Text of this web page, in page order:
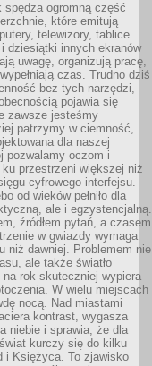
spędza ogromną część
które emitują
telewizory, tablice
dziesiątki innych ekranów
uwagę, organizują pracę,
czas. Trudno dziś
bez tych narzędzi,
pojawia się
zawsze jesteśmy
patrzymy w ciemność,
dla naszej
pozwalamy oczom i
przestrzeni większej niż
cyfrowego interfejsu.
od wieków pełniło dla
ale i egzystencjalną.
źródłem pytań, a czasem
w gwiazdy wymaga
niż dawniej. Problemem nie
ale także światło
rok skuteczniej wypiera
W wielu miejscach
nocą. Nad miastami
kontrast, wygasza
niebie i sprawia, że dla
kurczy się do kilku
i Księżyca. To zjawisko